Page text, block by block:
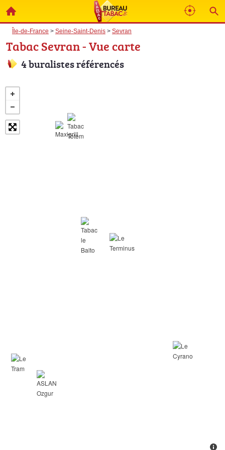
Île-de-France > Seine-Saint-Denis > Sevran
Tabac Sevran - Vue carte
4 buralistes référencés